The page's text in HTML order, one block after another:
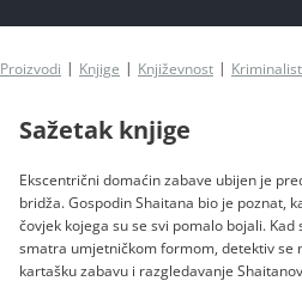
Proizvodi Knjige Književnost
Sažetak knjige
Ekscentrični domaćin zabave ubijen je
bridža. Gospodin Shaitana bio je poznat,
čovjek kojega su se svi pomalo bojali.
smatra umjetničkom formom, detektiv se
kartašku zabavu i razgledavanje